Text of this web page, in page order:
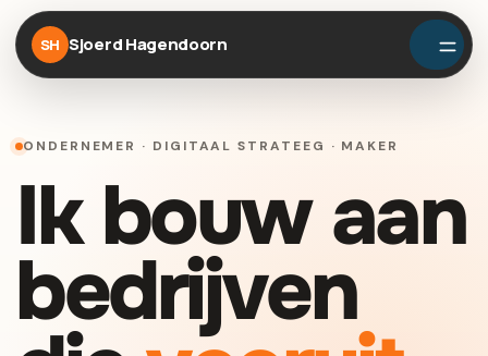
SH Sjoerd Hagendoorn
ONDERNEMER · DIGITAAL STRATEEG · MAKER
Ik bouw aan
bedrijven